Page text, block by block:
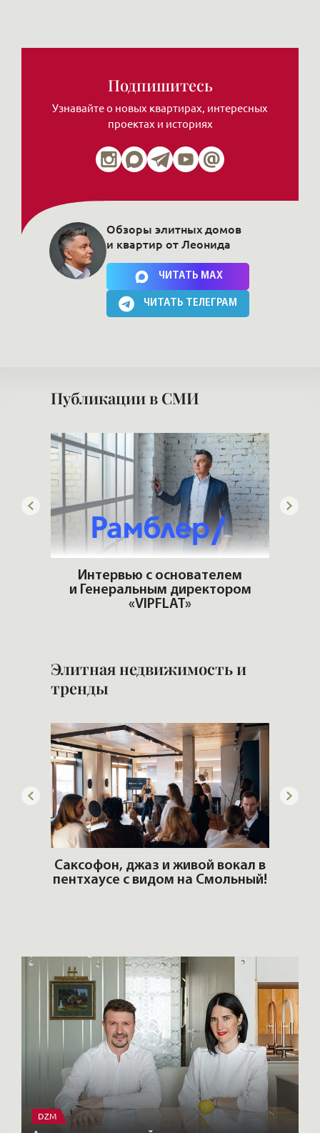
Подпишитесь
Узнавайте о новых квартирах, интересных
проектах и историях
Нажимая на кнопку, Вы соглашаетесь c политикой сайта
Обзоры элитных домов
и квартир от Леонида
ЧИТАТЬ MAX
ЧИТАТЬ ТЕЛЕГРАМ
Публикации в СМИ
Интервью с основателем
и Генеральным директором
«VIPFLAT»
Элитная недвижимость и
тренды
Саксофон, джаз и живой вокал в
пентхаусе с видом на Смольный!
DZM